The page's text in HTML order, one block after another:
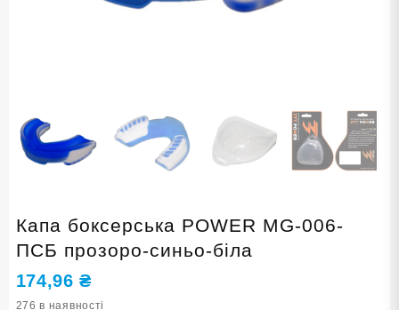
Капа боксерська POWER MG-006-
ПСБ прозоро-синьо-біла
174,96₴
276 в наявності